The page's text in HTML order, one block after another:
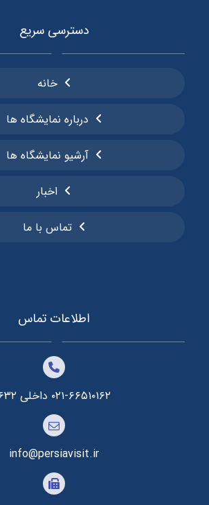
دسترسی سریع
خانه
درباره نمایشگاه ها
آرشیو نمایشگاه ها
اخبار
تماس با ما
اطلاعات تماس
۰۲۱-۶۶۵۱۰۱۶۲ داخلی ۶۳۲
info@persiavisit.ir